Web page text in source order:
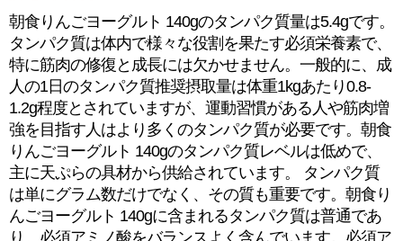
朝食りんごヨーグルト 140gのタンパク質量は5.4gです。
タンパク質は体内で様々な役割を果たす必須栄養素で、
特に筋肉の修復と成長には欠かせません。一般的に、成
人の1日のタンパク質推奨摂取量は体重1kgあたり0.8-
1.2g程度とされていますが、運動習慣がある人や筋肉増
強を目指す人はより多くのタンパク質が必要です。朝食
りんごヨーグルト 140gのタンパク質レベルは低めで、
主に天ぷらの具材から供給されています。 タンパク質
は単にグラム数だけでなく、その質も重要です。朝食り
んごヨーグルト 140gに含まれるタンパク質は普通であ
り、必須アミノ酸をバランスよく含んでいます。必須ア